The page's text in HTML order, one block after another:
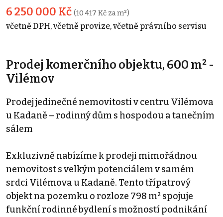
6 250 000 Kč (10 417 Kč za m²)
včetně DPH, včetně provize, včetně právního servisu
Prodej komerčního objektu, 600 m² -
Vilémov
Prodej jedinečné nemovitosti v centru Vilémova
u Kadaně – rodinný dům s hospodou a tanečním
sálem
Exkluzivně nabízíme k prodeji mimořádnou
nemovitost s velkým potenciálem v samém
srdci Vilémova u Kadaně. Tento třípatrový
objekt na pozemku o rozloze 798 m² spojuje
funkční rodinné bydlení s možností podnikání